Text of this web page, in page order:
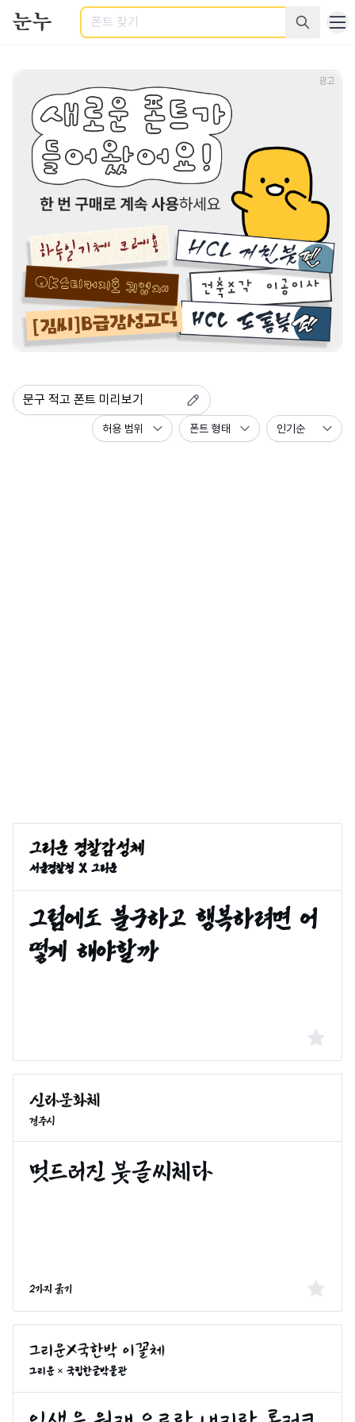
검색
광고
허용 범위 폰트 형태 인기순
서울경찰청 X 그리운
경주시
2가지 굵기
그리운 × 국립한글박물관